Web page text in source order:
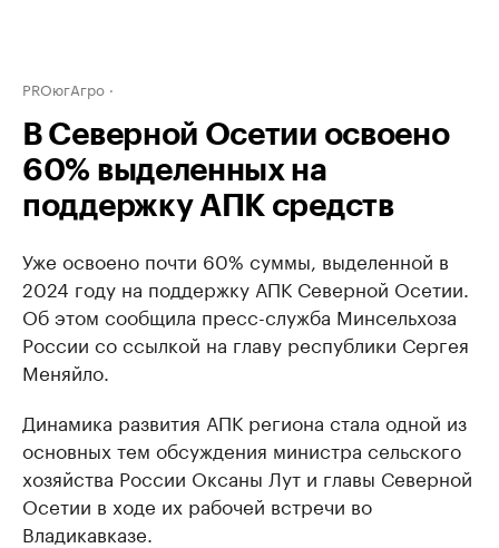
PROюгАгро
В Северной Осетии освоено
60% выделенных на
поддержку АПК средств
Уже освоено почти 60% суммы, выделенной в
2024 году на поддержку АПК Северной Осетии.
Об этом сообщила пресс-служба Минсельхоза
России со ссылкой на главу республики Сергея
Меняйло.
Динамика развития АПК региона стала одной из
основных тем обсуждения министра сельского
хозяйства России Оксаны Лут и главы Северной
Осетии в ходе их рабочей встречи во
Владикавказе.